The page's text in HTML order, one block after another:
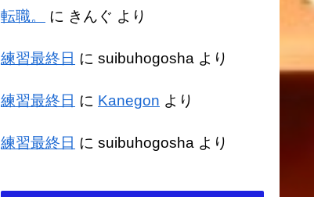
転職。 に きんぐ より
練習最終日 に suibuhogosha より
練習最終日 に Kanegon より
練習最終日 に suibuhogosha より